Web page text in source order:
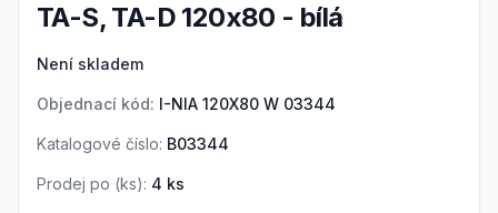
TA-S, TA-D 120x80 - bílá
Není skladem
Objednací kód: I-NIA 120X80 W 03344
Katalogové číslo: B03344
Prodej po (ks): 4 ks